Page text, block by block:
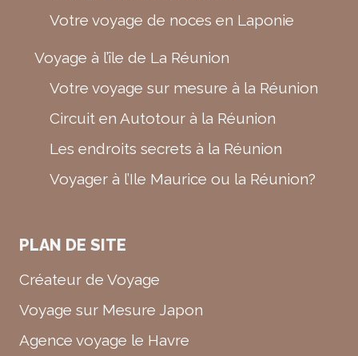
Votre voyage de noces en Laponie
Voyage à l’île de La Réunion
Votre voyage sur mesure à la Réunion
Circuit en Autotour à la Réunion
Les endroits secrets à la Réunion
Voyager à l’Ile Maurice ou la Réunion?
PLAN DE SITE
Créateur de Voyage
Voyage sur Mesure Japon
Agence voyage le Havre